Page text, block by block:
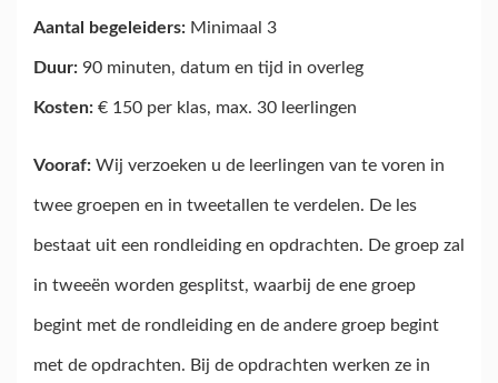
Aantal begeleiders: Minimaal 3
Duur: 90 minuten, datum en tijd in overleg
Kosten: € 150 per klas, max. 30 leerlingen
Vooraf: Wij verzoeken u de leerlingen van te voren in
twee groepen en in tweetallen te verdelen. De les
bestaat uit een rondleiding en opdrachten. De groep zal
in tweeën worden gesplitst, waarbij de ene groep
begint met de rondleiding en de andere groep begint
met de opdrachten. Bij de opdrachten werken ze in